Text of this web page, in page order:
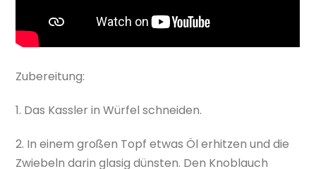
Zubereitung:
1. Das Kassler in Würfel schneiden.
2. In einem großen Topf etwas Öl erhitzen und die
Zwiebeln darin glasig dünsten. Den Knoblauch